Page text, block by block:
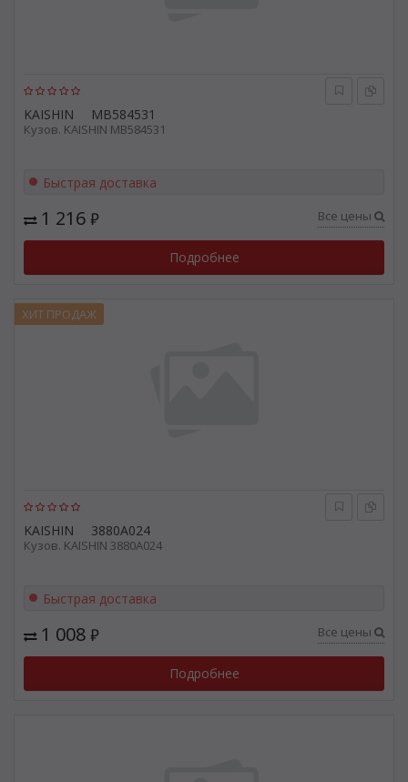
KAISHIN MB584531
Кузов. KAISHIN MB584531
Быстрая доставка
1 216 ₽ Все цены
Подробнее
KAISHIN 3880A024
Кузов. KAISHIN 3880A024
ХИТ ПРОДАЖ
Быстрая доставка
1 008 ₽ Все цены
Подробнее